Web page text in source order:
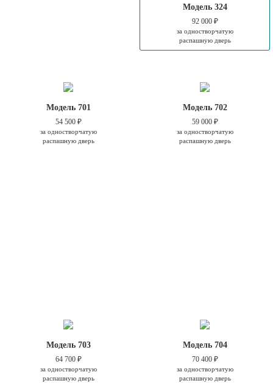
Модель 324
92 000 ₽
за одностворчатую
распашную дверь
Модель 701
54 500 ₽
за одностворчатую
распашную дверь
Модель 702
59 000 ₽
за одностворчатую
распашную дверь
Модель 703
64 700 ₽
за одностворчатую
распашную дверь
Модель 704
70 400 ₽
за одностворчатую
распашную дверь